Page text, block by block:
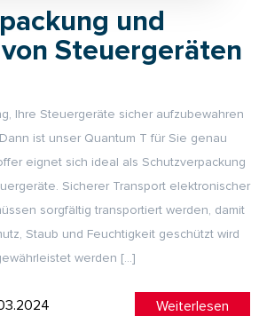
und
Steuergeräten
Ihre Steuergeräte sicher aufzubewahren
ist unser Quantum T für Sie genau
eignet sich ideal als Schutzverpackung
Sicherer Transport elektronischer
sorgfältig transportiert werden, damit
Staub und Feuchtigkeit geschützt wird
werden […]
Weiterlesen